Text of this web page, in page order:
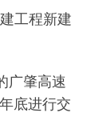
工程新建
肇高速
底进行交